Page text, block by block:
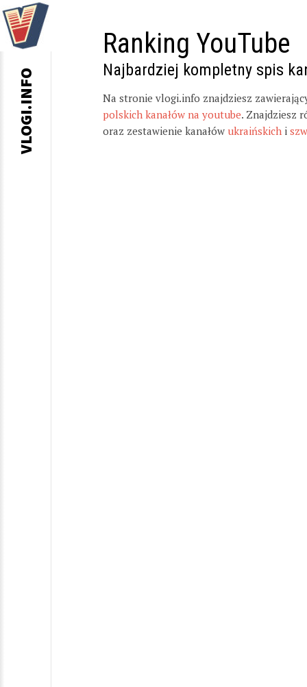
Ranking YouTube
Najbardziej kompletny spis
Na stronie vlogi.info znajdziesz
polskich kanałów na youtube. Znajdziesz
oraz zestawienie kanałów ukraińskich i
VLOGI.INFO